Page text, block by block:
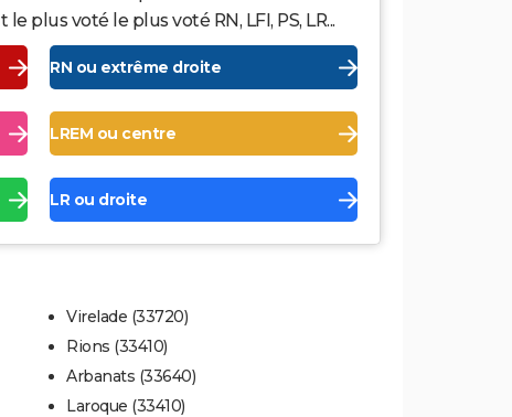
plus voté le plus voté RN, LFI, PS, LR...
RN ou extrême droite
LREM ou centre
LR ou droite
Virelade (33720)
Rions (33410)
Arbanats (33640)
Laroque (33410)